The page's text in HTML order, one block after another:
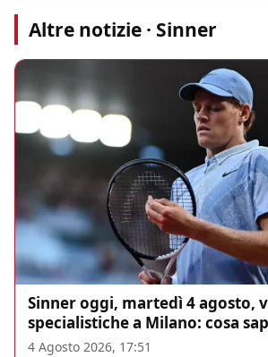
Altre notizie · Sinner
Sinner oggi, martedì 4 agosto,
specialistiche a Milano: cosa
4 Agosto 2026, 17:51